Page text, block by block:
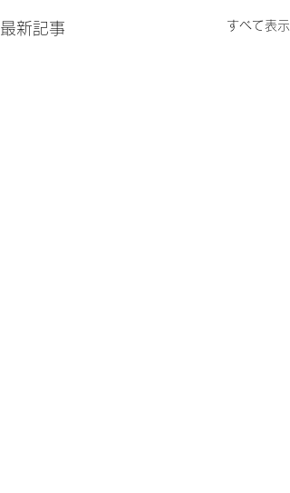
最新記事 すべて表示